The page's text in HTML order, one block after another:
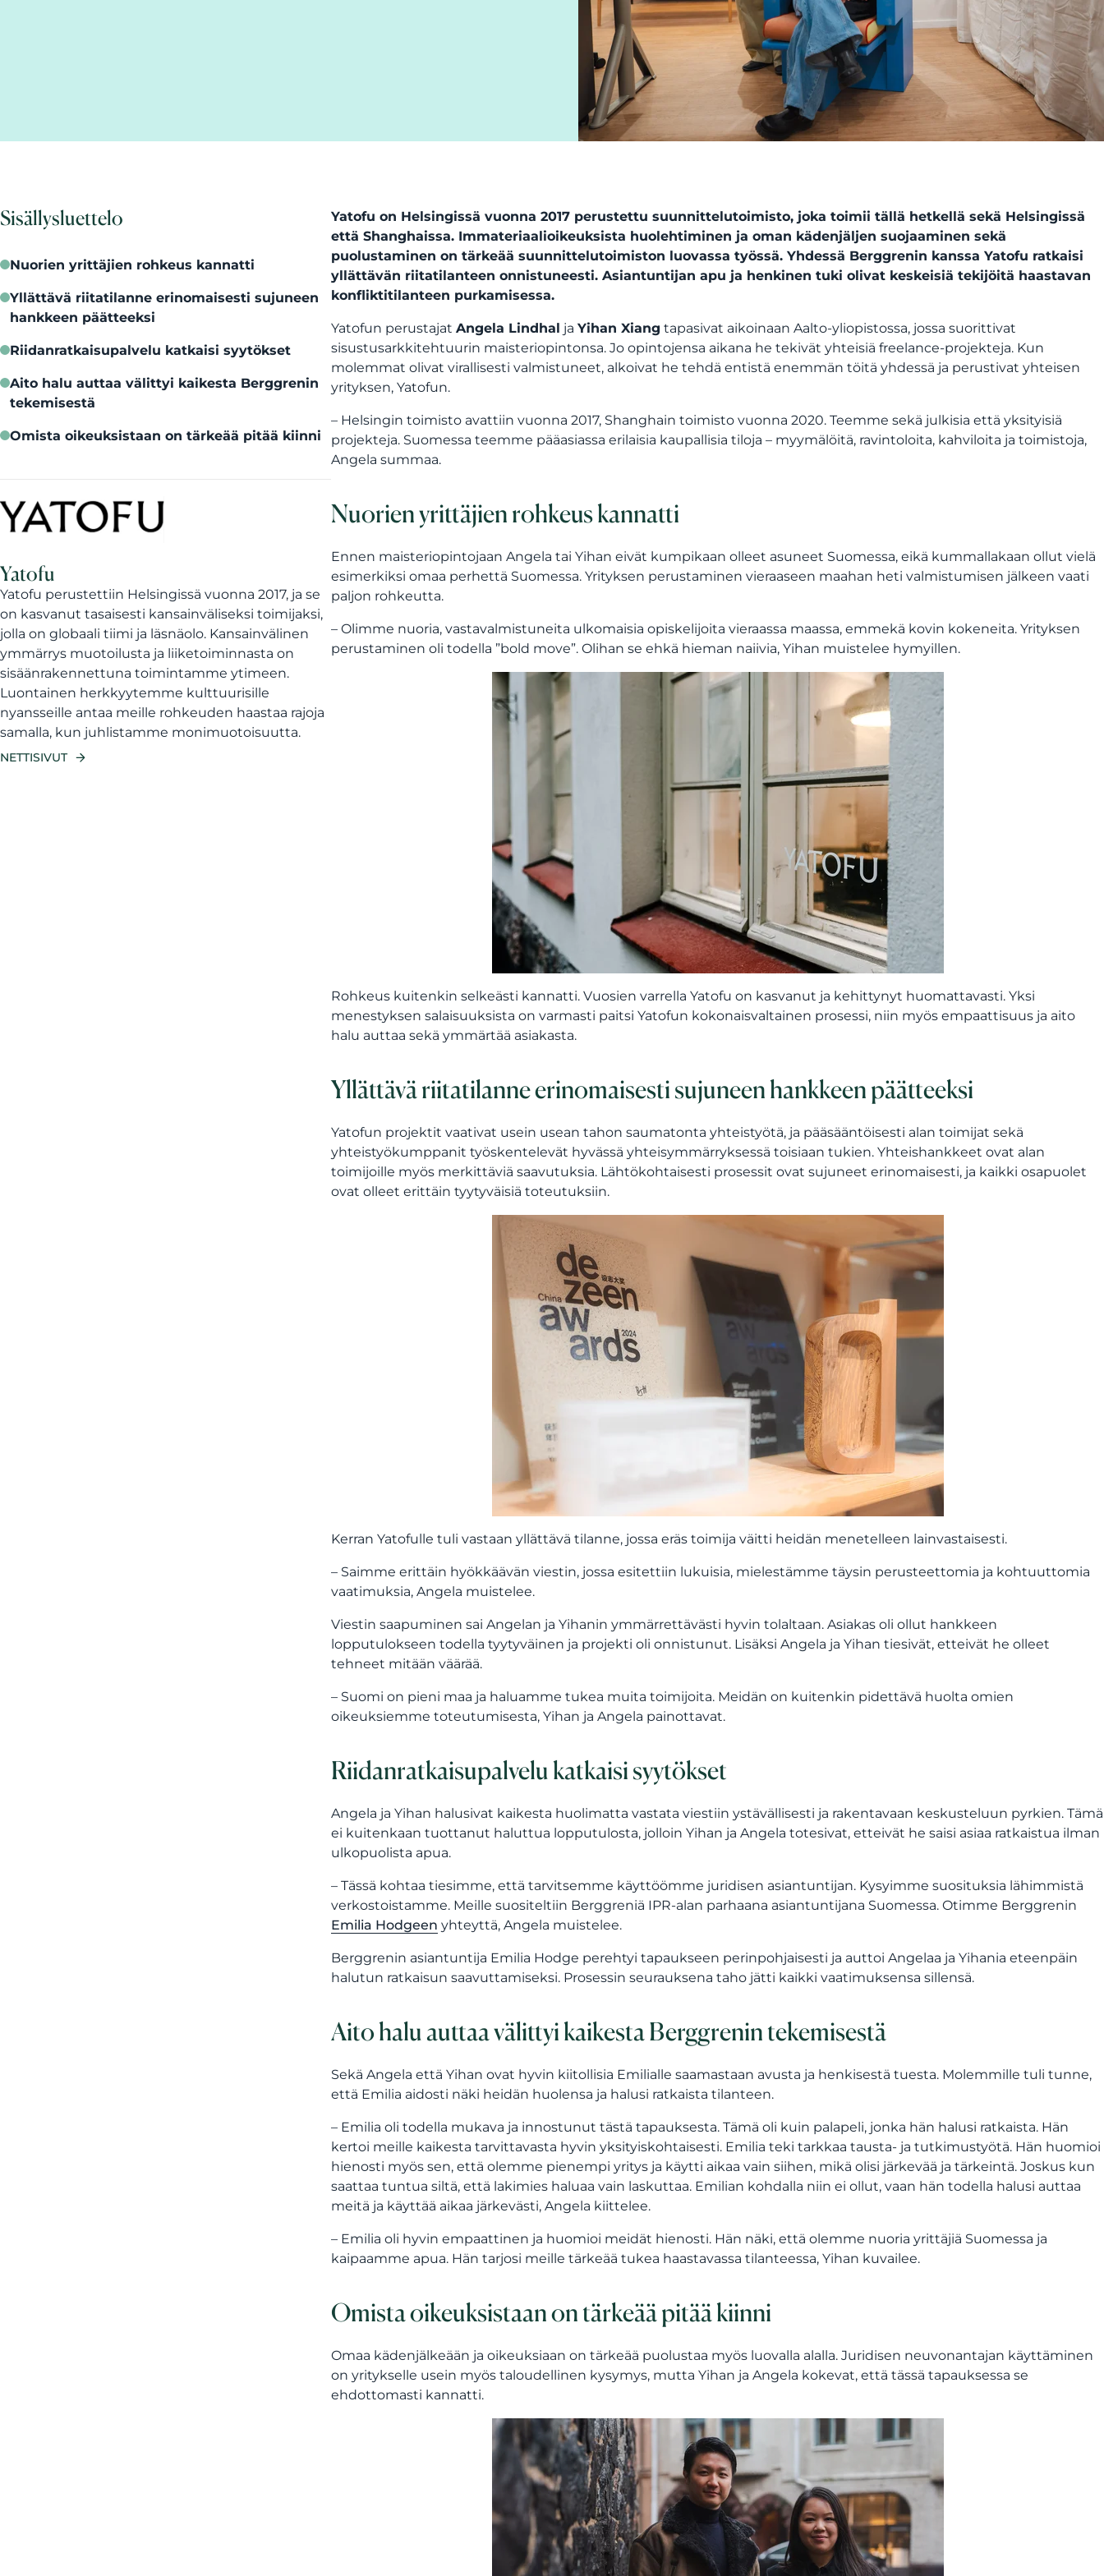
Sisällysluettelo
Nuorien yrittäjien rohkeus kannatti
Yllättävä riitatilanne erinomaisesti sujuneen
hankkeen päätteeksi
Riidanratkaisupalvelu katkaisi syytökset
Aito halu auttaa välittyi kaikesta Berggrenin
tekemisestä
Omista oikeuksistaan on tärkeää pitää kiinni
Yatofu
Yatofu perustettiin Helsingissä vuonna 2017, ja se
on kasvanut tasaisesti kansainväliseksi toimijaksi,
jolla on globaali tiimi ja läsnäolo. Kansainvälinen
ymmärrys muotoilusta ja liiketoiminnasta on
sisäänrakennettuna toimintamme ytimeen.
Luontainen herkkyytemme kulttuurisille
nyansseille antaa meille rohkeuden haastaa rajoja
samalla, kun juhlistamme monimuotoisuutta.
NETTISIVUT
Yatofu on Helsingissä vuonna 2017 perustettu suunnittelutoimisto, joka toimii tällä hetkellä sekä Helsingissä
että Shanghaissa. Immateriaalioikeuksista huolehtiminen ja oman kädenjäljen suojaaminen sekä
puolustaminen on tärkeää suunnittelutoimiston luovassa työssä. Yhdessä Berggrenin kanssa Yatofu ratkaisi
yllättävän riitatilanteen onnistuneesti. Asiantuntijan apu ja henkinen tuki olivat keskeisiä tekijöitä haastavan
konfliktitilanteen purkamisessa.
Yatofun perustajat Angela Lindhal ja Yihan Xiang tapasivat aikoinaan Aalto-yliopistossa, jossa suorittivat
sisustusarkkitehtuurin maisteriopintonsa. Jo opintojensa aikana he tekivät yhteisiä freelance-projekteja. Kun
molemmat olivat virallisesti valmistuneet, alkoivat he tehdä entistä enemmän töitä yhdessä ja perustivat yhteisen
yrityksen, Yatofun.
– Helsingin toimisto avattiin vuonna 2017, Shanghain toimisto vuonna 2020. Teemme sekä julkisia että yksityisiä
projekteja. Suomessa teemme pääasiassa erilaisia kaupallisia tiloja – myymälöitä, ravintoloita, kahviloita ja toimistoja,
Angela summaa.
Nuorien yrittäjien rohkeus kannatti
Ennen maisteriopintojaan Angela tai Yihan eivät kumpikaan olleet asuneet Suomessa, eikä kummallakaan ollut vielä
esimerkiksi omaa perhettä Suomessa. Yrityksen perustaminen vieraaseen maahan heti valmistumisen jälkeen vaati
paljon rohkeutta.
– Olimme nuoria, vastavalmistuneita ulkomaisia opiskelijoita vieraassa maassa, emmekä kovin kokeneita. Yrityksen
perustaminen oli todella ”bold move”. Olihan se ehkä hieman naiivia, Yihan muistelee hymyillen.
Rohkeus kuitenkin selkeästi kannatti. Vuosien varrella Yatofu on kasvanut ja kehittynyt huomattavasti. Yksi
menestyksen salaisuuksista on varmasti paitsi Yatofun kokonaisvaltainen prosessi, niin myös empaattisuus ja aito
halu auttaa sekä ymmärtää asiakasta.
Yllättävä riitatilanne erinomaisesti sujuneen hankkeen päätteeksi
Yatofun projektit vaativat usein usean tahon saumatonta yhteistyötä, ja pääsääntöisesti alan toimijat sekä
yhteistyökumppanit työskentelevät hyvässä yhteisymmärryksessä toisiaan tukien. Yhteishankkeet ovat alan
toimijoille myös merkittäviä saavutuksia. Lähtökohtaisesti prosessit ovat sujuneet erinomaisesti, ja kaikki osapuolet
ovat olleet erittäin tyytyväisiä toteutuksiin.
Kerran Yatofulle tuli vastaan yllättävä tilanne, jossa eräs toimija väitti heidän menetelleen lainvastaisesti.
– Saimme erittäin hyökkäävän viestin, jossa esitettiin lukuisia, mielestämme täysin perusteettomia ja kohtuuttomia
vaatimuksia, Angela muistelee.
Viestin saapuminen sai Angelan ja Yihanin ymmärrettävästi hyvin tolaltaan. Asiakas oli ollut hankkeen
lopputulokseen todella tyytyväinen ja projekti oli onnistunut. Lisäksi Angela ja Yihan tiesivät, etteivät he olleet
tehneet mitään väärää.
– Suomi on pieni maa ja haluamme tukea muita toimijoita. Meidän on kuitenkin pidettävä huolta omien
oikeuksiemme toteutumisesta, Yihan ja Angela painottavat.
Riidanratkaisupalvelu katkaisi syytökset
Angela ja Yihan halusivat kaikesta huolimatta vastata viestiin ystävällisesti ja rakentavaan keskusteluun pyrkien. Tämä
ei kuitenkaan tuottanut haluttua lopputulosta, jolloin Yihan ja Angela totesivat, etteivät he saisi asiaa ratkaistua ilman
ulkopuolista apua.
– Tässä kohtaa tiesimme, että tarvitsemme käyttöömme juridisen asiantuntijan. Kysyimme suosituksia lähimmistä
verkostoistamme. Meille suositeltiin Berggreniä IPR-alan parhaana asiantuntijana Suomessa. Otimme Berggrenin
Emilia Hodgeen yhteyttä, Angela muistelee.
Berggrenin asiantuntija Emilia Hodge perehtyi tapaukseen perinpohjaisesti ja auttoi Angelaa ja Yihania eteenpäin
halutun ratkaisun saavuttamiseksi. Prosessin seurauksena taho jätti kaikki vaatimuksensa sillensä.
Aito halu auttaa välittyi kaikesta Berggrenin tekemisestä
Sekä Angela että Yihan ovat hyvin kiitollisia Emilialle saamastaan avusta ja henkisestä tuesta. Molemmille tuli tunne,
että Emilia aidosti näki heidän huolensa ja halusi ratkaista tilanteen.
– Emilia oli todella mukava ja innostunut tästä tapauksesta. Tämä oli kuin palapeli, jonka hän halusi ratkaista. Hän
kertoi meille kaikesta tarvittavasta hyvin yksityiskohtaisesti. Emilia teki tarkkaa tausta- ja tutkimustyötä. Hän huomioi
hienosti myös sen, että olemme pienempi yritys ja käytti aikaa vain siihen, mikä olisi järkevää ja tärkeintä. Joskus kun
saattaa tuntua siltä, että lakimies haluaa vain laskuttaa. Emilian kohdalla niin ei ollut, vaan hän todella halusi auttaa
meitä ja käyttää aikaa järkevästi, Angela kiittelee.
– Emilia oli hyvin empaattinen ja huomioi meidät hienosti. Hän näki, että olemme nuoria yrittäjiä Suomessa ja
kaipaamme apua. Hän tarjosi meille tärkeää tukea haastavassa tilanteessa, Yihan kuvailee.
Omista oikeuksistaan on tärkeää pitää kiinni
Omaa kädenjälkeään ja oikeuksiaan on tärkeää puolustaa myös luovalla alalla. Juridisen neuvonantajan käyttäminen
on yritykselle usein myös taloudellinen kysymys, mutta Yihan ja Angela kokevat, että tässä tapauksessa se
ehdottomasti kannatti.